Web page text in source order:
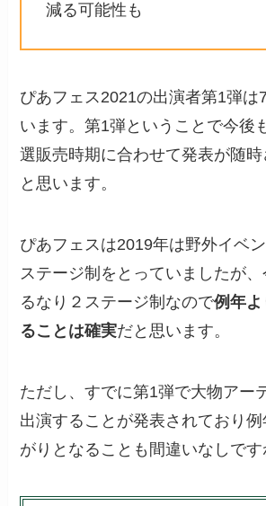
減る可能性も
ぴあフェス2021の出演者第1弾は
います。第1弾ということで今後
選販売時期に合わせて発表が随
と思います。
ぴあフェスは2019年は野外イベ
ステージ制をとっていましたが
るなり２ステージ制なので例年
ることは確実だと思います。
ただし、すでに第1弾で大物アー
出演することが発表されており
がりとなることも間違いなしです